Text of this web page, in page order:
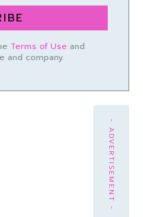
Terms of Use and
and company.
- ADVERTISEMENT -